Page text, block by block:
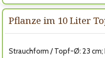
Pflanze im 10 Liter
Strauchform / Topf-Ø: 23 cm;